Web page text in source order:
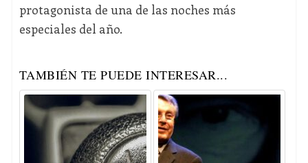
protagonista de una de las noches más
especiales del año.
TAMBIÉN TE PUEDE INTERESAR...